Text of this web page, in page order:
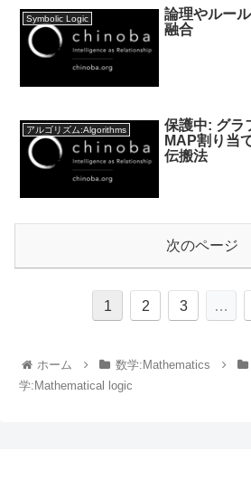
Symbolic Logic
論理やルー
融合
アルゴリズム:Algorithms
保護中: グラ
MAP割り当
伝搬法
次のページ
1 2 3 …
ホーム 数学:Mathematics
学:Mathematical logic